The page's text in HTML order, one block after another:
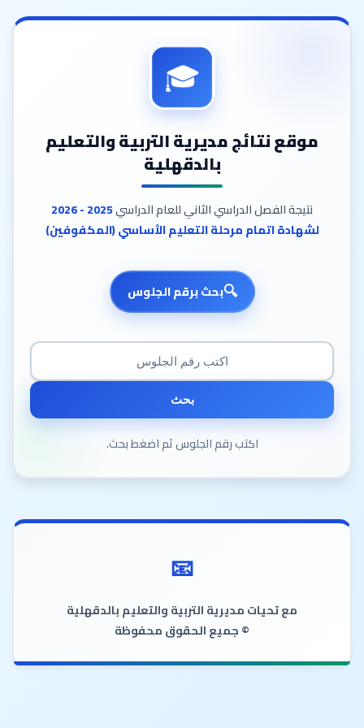
🎓
موقع نتائج مديرية التربية والتعليم
بالدقهلية
نتيجة الفصل الدراسي الثاني للعام الدراسي2025 - 2026
لشهادة اتمام مرحلة التعليم الأساسي (المكفوفين)
بحث برقم الجلوس
بحث
اكتب رقم الجلوس ثم اضغط بحث.
مع تحيات مديرية التربية والتعليم بالدقهلية
© جميع الحقوق محفوظة